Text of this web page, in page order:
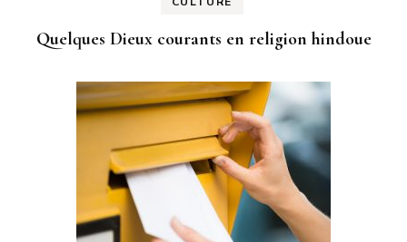
Quelques Dieux courants en religion hindoue